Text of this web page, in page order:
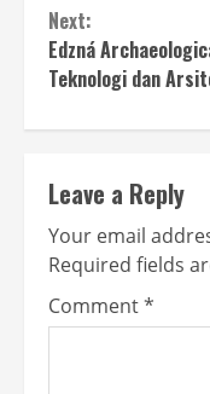
Next:
Edzná
Teknologi dan
Leave a Reply
Your email
Required fields
Comment*